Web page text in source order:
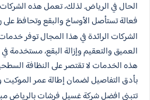
الحال في الرياض. لذلك، تعمل هذه
فعالة تستأصل الأوساخ والبقع وتحافظ
الشركات الرائدة في هذا المجال توفر
العميق والتعقيم وإزالة البقع، مستخدمة
هذه الخدمات لا تقتصر على النظافة
بأدق التفاصيل لضمان إطالة عمر الموكيت
تتبنى افضل شركة غسيل فرشات بالرياض